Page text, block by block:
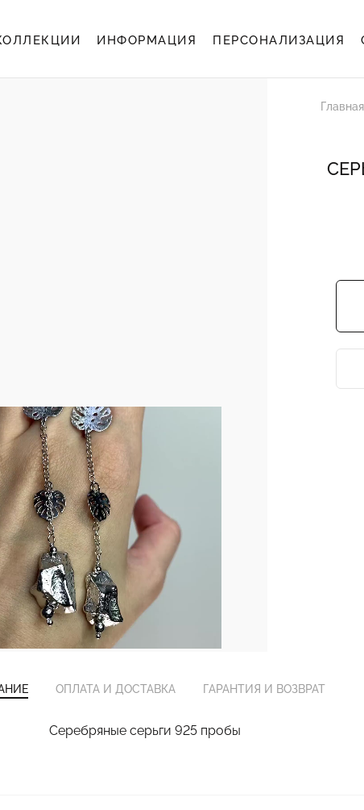
ИНФОРМАЦИЯ ПЕРСОНАЛИЗАЦИЯ
Главная
ОПЛАТА И ДОСТАВКА ГАРАНТИЯ И ВОЗВРАТ
Серебряные серьги 925 пробы